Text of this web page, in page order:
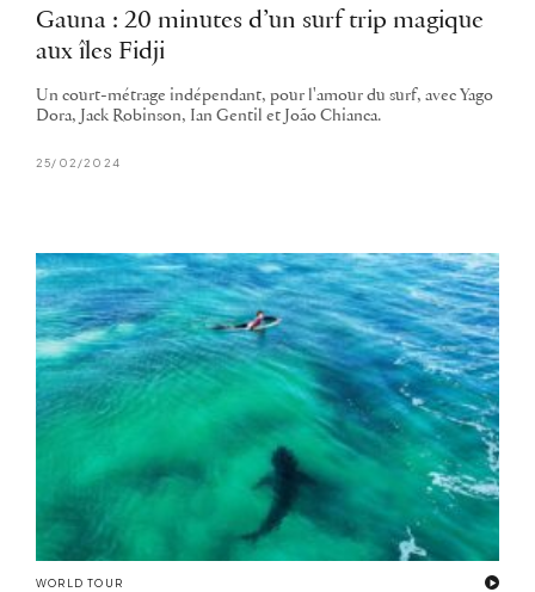
Gauna : 20 minutes d’un surf trip magique
aux îles Fidji
Un court-métrage indépendant, pour l'amour du surf, avec Yago
Dora, Jack Robinson, Ian Gentil et João Chianca.
25/02/2024
WORLD TOUR